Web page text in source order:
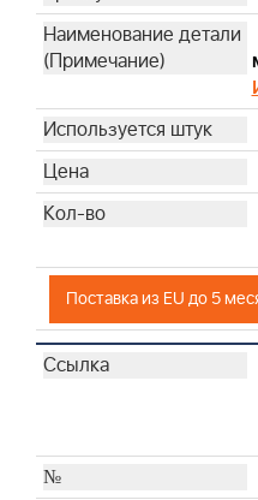
Поставка из EU до 5